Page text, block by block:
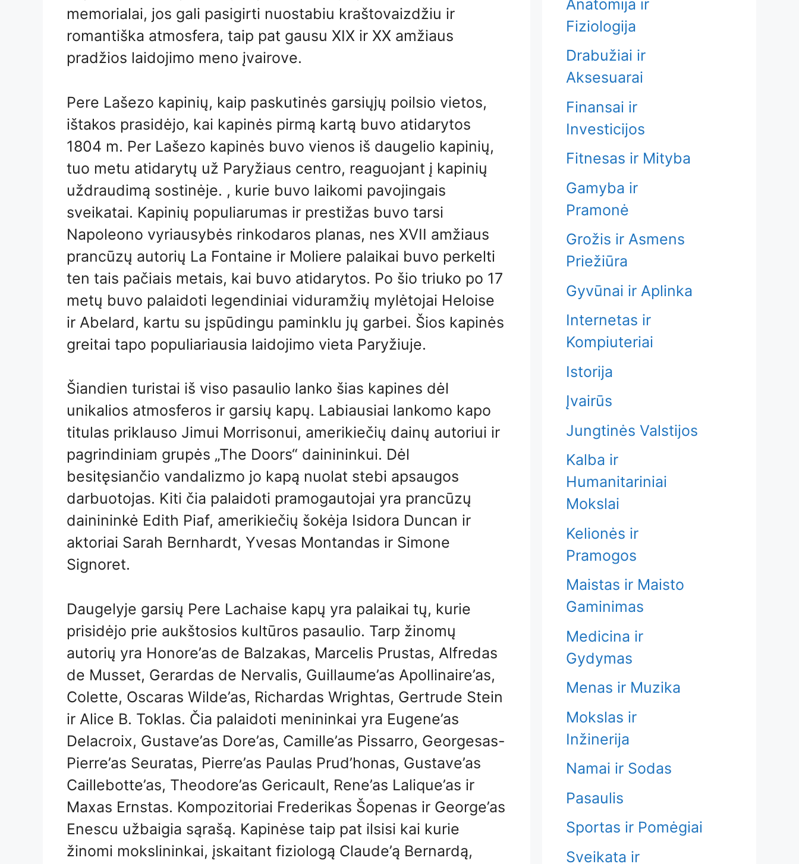
memorialai, jos gali pasigirti nuostabiu kraštovaizdžiu ir
romantiška atmosfera, taip pat gausu XIX ir XX amžiaus
pradžios laidojimo meno įvairove.
Pere Lašezo kapinių, kaip paskutinės garsiųjų poilsio vietos,
ištakos prasidėjo, kai kapinės pirmą kartą buvo atidarytos
1804 m. Per Lašezo kapinės buvo vienos iš daugelio kapinių,
tuo metu atidarytų už Paryžiaus centro, reaguojant į kapinių
uždraudimą sostinėje. , kurie buvo laikomi pavojingais
sveikatai. Kapinių populiarumas ir prestižas buvo tarsi
Napoleono vyriausybės rinkodaros planas, nes XVII amžiaus
prancūzų autorių La Fontaine ir Moliere palaikai buvo perkelti
ten tais pačiais metais, kai buvo atidarytos. Po šio triuko po 17
metų buvo palaidoti legendiniai viduramžių mylėtojai Heloise
ir Abelard, kartu su įspūdingu paminklu jų garbei. Šios kapinės
greitai tapo populiariausia laidojimo vieta Paryžiuje.
Šiandien turistai iš viso pasaulio lanko šias kapines dėl
unikalios atmosferos ir garsių kapų. Labiausiai lankomo kapo
titulas priklauso Jimui Morrisonui, amerikiečių dainų autoriui ir
pagrindiniam grupės „The Doors“ dainininkui. Dėl
besitęsiančio vandalizmo jo kapą nuolat stebi apsaugos
darbuotojas. Kiti čia palaidoti pramogautojai yra prancūzų
dainininkė Edith Piaf, amerikiečių šokėja Isidora Duncan ir
aktoriai Sarah Bernhardt, Yvesas Montandas ir Simone
Signoret.
Daugelyje garsių Pere Lachaise kapų yra palaikai tų, kurie
prisidėjo prie aukštosios kultūros pasaulio. Tarp žinomų
autorių yra Honore’as de Balzakas, Marcelis Prustas, Alfredas
de Musset, Gerardas de Nervalis, Guillaume’as Apollinaire’as,
Colette, Oscaras Wilde’as, Richardas Wrightas, Gertrude Stein
ir Alice B. Toklas. Čia palaidoti menininkai yra Eugene’as
Delacroix, Gustave’as Dore’as, Camille’as Pissarro, Georgesas-
Pierre’as Seuratas, Pierre’as Paulas Prud’honas, Gustave’as
Caillebotte’as, Theodore’as Gericault, Rene’as Lalique’as ir
Maxas Ernstas. Kompozitoriai Frederikas Šopenas ir George’as
Enescu užbaigia sąrašą. Kapinėse taip pat ilsisi kai kurie
žinomi mokslininkai, įskaitant fiziologą Claude’ą Bernardą,
Anatomija ir
Fiziologija
Drabužiai ir
Aksesuarai
Finansai ir
Investicijos
Fitnesas ir Mityba
Gamyba ir
Pramonė
Grožis ir Asmens
Priežiūra
Gyvūnai ir Aplinka
Internetas ir
Kompiuteriai
Istorija
Įvairūs
Jungtinės Valstijos
Kalba ir
Humanitariniai
Mokslai
Kelionės ir
Pramogos
Maistas ir Maisto
Gaminimas
Medicina ir
Gydymas
Menas ir Muzika
Mokslas ir
Inžinerija
Namai ir Sodas
Pasaulis
Sportas ir Pomėgiai
Sveikata ir